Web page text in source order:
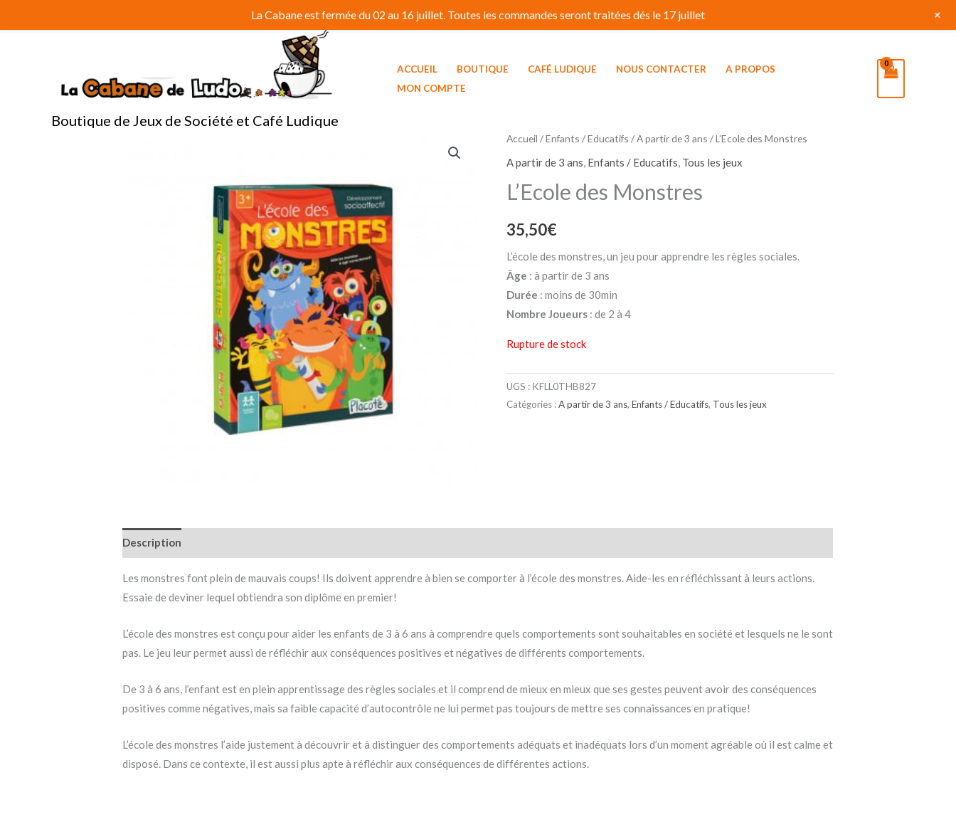
au
Boutique de Jeux de Société et Café Ludique
ACCUEIL BOUTIQUE CAFÉ LUDIQUE NOUS CONTACTER
A PROPOS
MON COMPTE
Accueil /Enfants / Educatifs /A partir de 3 ans / L’Ecole des Monstres
A partir de 3 ans, Enfants / Educatifs, Tous les jeux
L’Ecole des Monstres
35,50€
L’école des monstres, un jeu pour apprendre les règles sociales.
Âge : à partir de 3 ans
Durée : moins de 30min
Nombre Joueurs : de 2 à 4
Rupture de stock
UGS : KFLL0THB827
Catégories :A partir de 3 ans, Enfants / Educatifs, Tous les jeux
Description
Les monstres font plein de mauvais coups! Ils doivent apprendre à bien se comporter à l’école des monstres. Aide-les en réfléchissant à leurs actions.
Essaie de deviner lequel obtiendra son diplôme en premier!
L’école des monstres est conçu pour aider les enfants de 3 à 6 ans à comprendre quels comportements sont souhaitables en société et lesquels ne le sont
pas. Le jeu leur permet aussi de réfléchir aux conséquences positives et négatives de différents comportements.
De 3 à 6 ans, l’enfant est en plein apprentissage des règles sociales et il comprend de mieux en mieux que ses gestes peuvent avoir des conséquences
positives comme négatives, mais sa faible capacité d’autocontrôle ne lui permet pas toujours de mettre ses connaissances en pratique!
L’école des monstres l’aide justement à découvrir et à distinguer des comportements adéquats et inadéquats lors d’un moment agréable où il est calme et
disposé. Dans ce contexte, il est aussi plus apte à réfléchir aux conséquences de différentes actions.
La Cabane est fermée du 02 au 16 juillet. Toutes les commandes seront traitées dés le 17 juillet +